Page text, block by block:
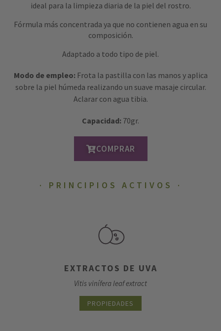
ideal para la limpieza diaria de la piel del rostro.
Fórmula más concentrada ya que no contienen agua en su
composición.
Adaptado a todo tipo de piel.
Modo de empleo:Frota la pastilla con las manos y aplica
sobre la piel húmeda realizando un suave masaje circular.
Aclarar con agua tibia.
Capacidad: 70gr.
COMPRAR
PRINCIPIOS ACTIVOS
EXTRACTOS DE UVA
Vitis vinífera leaf extract
PROPIEDADES